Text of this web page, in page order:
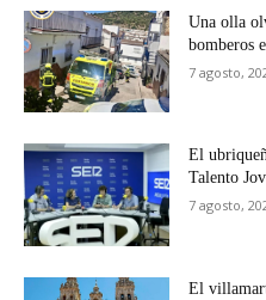
Una olla
bomberos
7 agosto,
El
Talento
7 agosto,
El